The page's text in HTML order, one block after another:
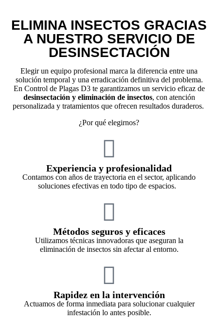
ELIMINA INSECTOS GRACIAS
A NUESTRO SERVICIO DE
DESINSECTACIÓN
Elegir un equipo profesional marca la diferencia entre una
solución temporal y una erradicación definitiva del problema.
En Control de Plagas D3 te garantizamos un servicio eficaz de
desinsectación y eliminación de insectos, con atención
personalizada y tratamientos que ofrecen resultados duraderos.
¿Por qué elegirnos?
Experiencia y profesionalidad
Contamos con años de trayectoria en el sector, aplicando
soluciones efectivas en todo tipo de espacios.
Métodos seguros y eficaces
Utilizamos técnicas innovadoras que aseguran la
eliminación de insectos sin afectar al entorno.
Rapidez en la intervención
Actuamos de forma inmediata para solucionar cualquier
infestación lo antes posible.